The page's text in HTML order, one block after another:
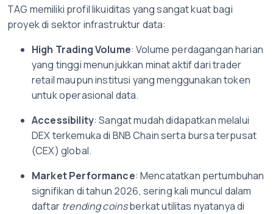
TAG memiliki profil likuiditas yang sangat kuat bagi
proyek di sektor infrastruktur data:
High Trading Volume: Volume perdagangan harian
yang tinggi menunjukkan minat aktif dari trader
retail maupun institusi yang menggunakan token
untuk operasional data.
Accessibility: Sangat mudah didapatkan melalui
DEX terkemuka di BNB Chain serta bursa terpusat
(CEX) global.
Market Performance: Mencatatkan pertumbuhan
signifikan di tahun 2026, sering kali muncul dalam
daftar trending coinsberkat utilitas nyatanya di